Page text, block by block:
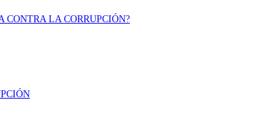
LA CORRUPCIÓN?